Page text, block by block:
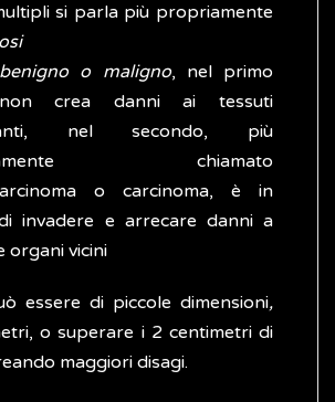
si parla più propriamente
o maligno, nel primo
crea danni ai tessuti
nel secondo, più
chiamato
o carcinoma, è in
invadere e arrecare danni a
organi vicini
essere di piccole dimensioni,
o superare i 2 centimetri di
maggiori disagi.